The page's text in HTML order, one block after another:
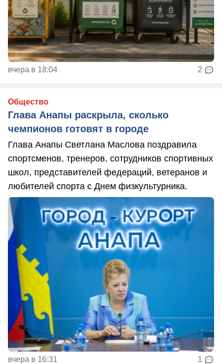
вчера в 18:04 2
Общество
Глава Анапы раскрыла, сколько
чемпионов готовят в городе
Глава Анапы Светлана Маслова поздравила
спортсменов, тренеров, сотрудников спортивных
школ, представителей федераций, ветеранов и
любителей спорта с Днем физкультурника.
вчера в 16:31 1